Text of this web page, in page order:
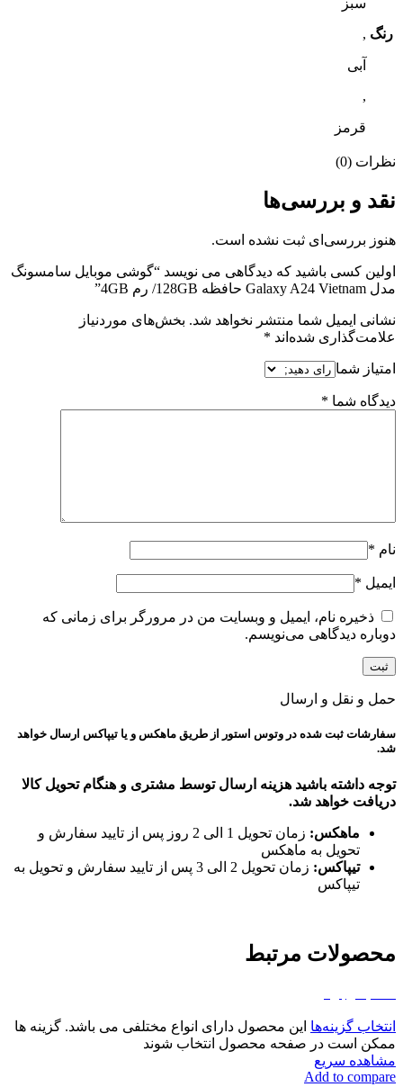
رنگ ,
آبی
,
قرمز
نظرات (0)
نقد و بررسی‌ها
هنوز بررسی‌ای ثبت نشده است.
اولین کسی باشید که دیدگاهی می نویسد “گوشی موبایل سامسونگ
مدل Galaxy A24 Vietnam حافظه 128GB/ رم 4GB”
نشانی ایمیل شما منتشر نخواهد شد. بخش‌های موردنیاز
علامت‌گذاری شده‌اند *
امتیاز شما
دیدگاه شما *
نام *
ایمیل *
ذخیره نام، ایمیل و وبسایت من در مرورگر برای زمانی که
دوباره دیدگاهی می‌نویسم.
حمل و نقل و ارسال
سفارشات ثبت شده در وتوس استور از طریق ماهکس و یا تیپاکس ارسال خواهد
شد.
توجه داشته باشید هزینه ارسال توسط مشتری و هنگام تحویل کالا
دریافت خواهد شد.
ماهکس:
زمان تحویل 1 الی 2 روز پس از تایید سفارش و
تحویل به ماهکس
تیپاکس:
زمان تحویل 2 الی 3 پس از تایید سفارش و تحویل به
تیپاکس
محصولات مرتبط
انتخاب گزینه‌ها این محصول دارای انواع مختلفی می باشد. گزینه ها
ممکن است در صفحه محصول انتخاب شوند
مشاهده سریع
Add to compare